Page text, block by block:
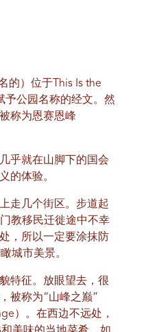
的）位于This Is the
予公园名称的经文。然
称为恩赛恩峰
乎就在山脚下的国会
的体验。
走几个街区。步道起
教移民迁徙途中不幸
，所以一定要涂抹防
城市美景。
特征。放眼望去，很
被称为“山峰之巅”
）。在西边不远处，